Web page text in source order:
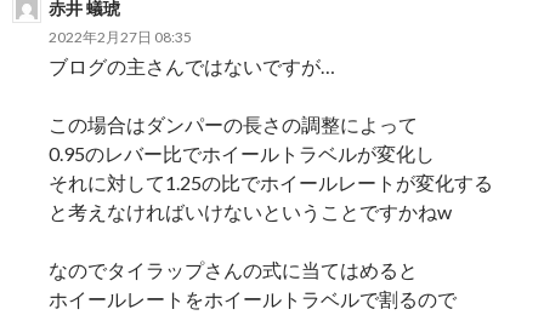
赤井 蟻琥
2022年2月27日 08:35
ブログの主さんではないですが…
この場合はダンパーの長さの調整によって
0.95のレバー比でホイールトラベルが変化し
それに対して1.25の比でホイールレートが変化する
と考えなければいけないということですかねw
なのでタイラップさんの式に当てはめると
ホイールレートをホイールトラベルで割るので